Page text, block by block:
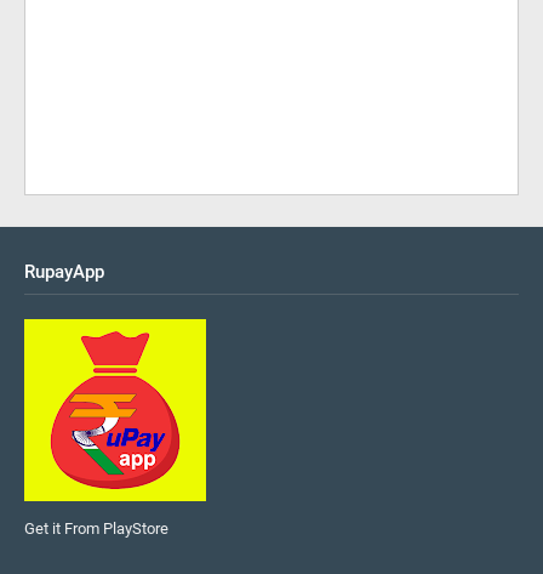
RupayApp
Get it From PlayStore